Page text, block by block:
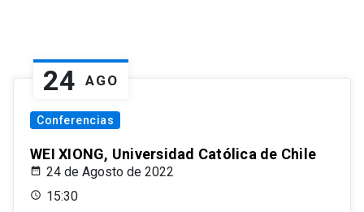
24 AGO
Conferencias
WEI XIONG, Universidad Católica de Chile
24 de Agosto de 2022
15:30